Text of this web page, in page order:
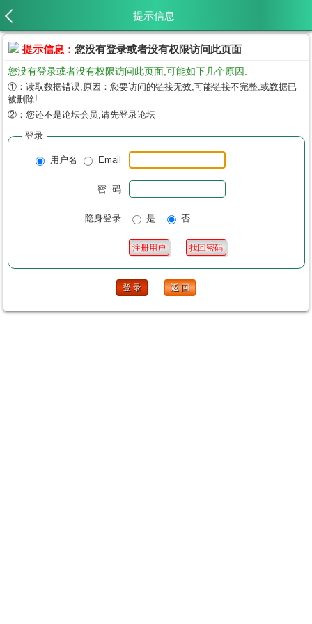
提示信息
提示信息： 您没有登录或者没有权限访问此页面
您没有登录或者没有权限访问此页面,可能如下几个原因:
①：读取数据错误,原因：您要访问的链接无效,可能链接不完整,或数据已
被删除!
②：您还不是论坛会员,请先登录论坛
登录
用户名 Email
密 码
隐身登录 是 否